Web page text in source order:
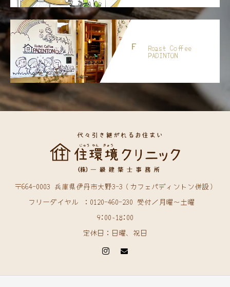
Roast Coffee
PADINTON
〒664-0003 兵庫県伊丹市大野3-3（カフェパディントン併設）
フリーダイヤル ：0120-460-230 受付／月曜〜土曜
9:00~18:00
定休日：日曜、祝日